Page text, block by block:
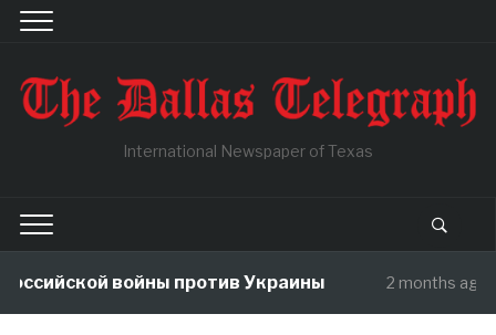
International Newspaper of Texas
войны против Украины 2 months ago